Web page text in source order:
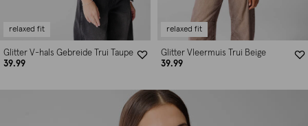
relaxed fit
Glitter V-hals Gebreide Trui Taupe
39.99
relaxed fit
Glitter Vleermuis Trui Beige
39.99